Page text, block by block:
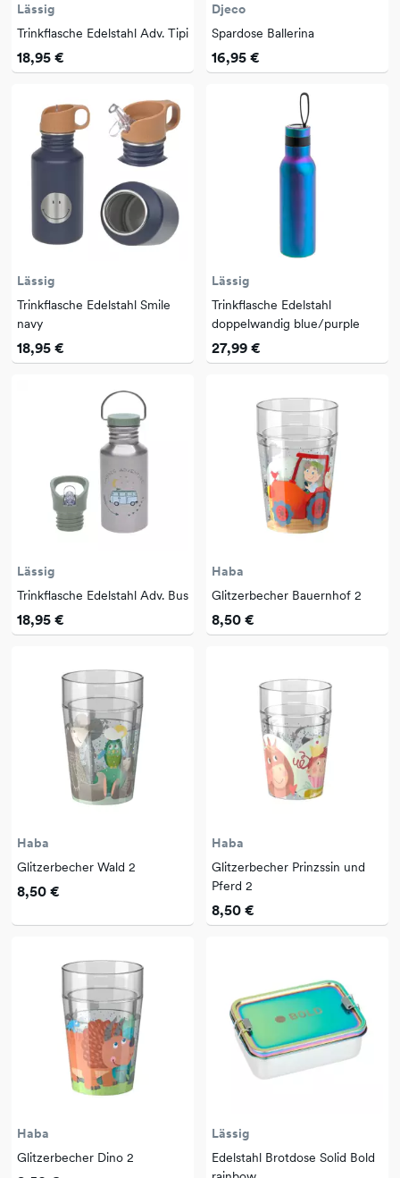
Lässig
Trinkflasche Edelstahl Adv. Tipi
18,95 €
Djeco
Spardose Ballerina
16,95 €
Lässig
Trinkflasche Edelstahl Smile
navy
18,95 €
Lässig
Trinkflasche Edelstahl
doppelwandig blue/purple
27,99 €
Lässig
Trinkflasche Edelstahl Adv. Bus
18,95 €
Haba
Glitzerbecher Bauernhof 2
8,50 €
Haba
Glitzerbecher Wald 2
8,50 €
Haba
Glitzerbecher Prinzssin und
Pferd 2
8,50 €
Haba
Glitzerbecher Dino 2
Lässig
Edelstahl Brotdose Solid Bold